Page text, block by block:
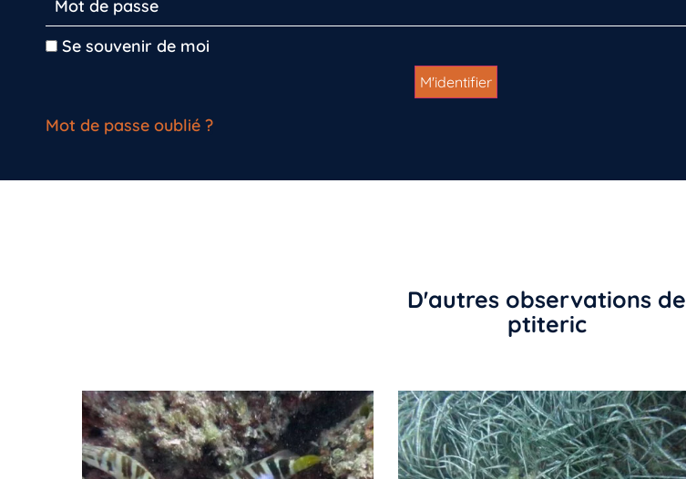
Se souvenir de moi
Mot de passe oublié ?
D'autres observations de
ptiteric